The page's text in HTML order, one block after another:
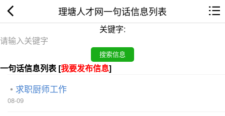
理塘人才网一句话信息列表
关键字:
一句话信息列表 [我要发布信息]
求职厨师工作
08-09